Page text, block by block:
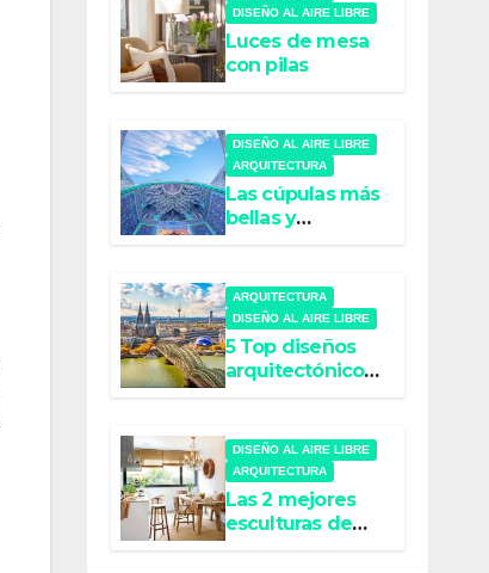
DISEÑO AL AIRE LIBRE
Luces de mesa
con pilas
DISEÑO AL AIRE LIBRE
ARQUITECTURA
Las cúpulas más
bellas y
refinadas del
ARQUITECTURA
DISEÑO AL AIRE LIBRE
5 Top diseños
arquitectónicos
súper creativos
DISEÑO AL AIRE LIBRE
ARQUITECTURA
Las 2 mejores
esculturas de
bourgeois